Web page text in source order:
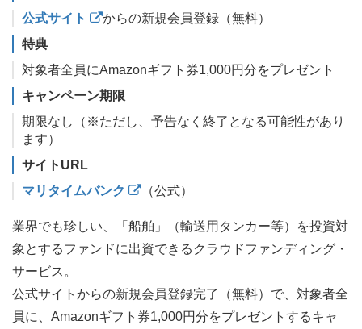
公式サイト
からの新規会員登録（無料）
特典
対象者全員にAmazonギフト券1,000円分をプレゼント
キャンペーン期限
期限なし（※ただし、予告なく終了となる可能性があり
ます）
サイトURL
マリタイムバンク
（公式）
業界でも珍しい、「船舶」（輸送用タンカー等）を投資対
象とするファンドに出資できるクラウドファンディング・
サービス。
公式サイトからの新規会員登録完了（無料）で、対象者全
員に、Amazonギフト券1,000円分をプレゼントするキャ